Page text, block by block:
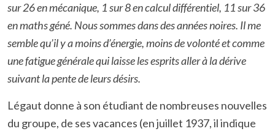
sur 26 en mécanique, 1 sur 8 en calcul différentiel, 11 sur 36
en maths géné. Nous sommes dans des années noires. Il me
semble qu’il y a moins d’énergie, moins de volonté et comme
une fatigue générale qui laisse les esprits aller à la dérive
suivant la pente de leurs désirs.
Légaut donne à son étudiant de nombreuses nouvelles
du groupe, de ses vacances (en juillet 1937, il indique